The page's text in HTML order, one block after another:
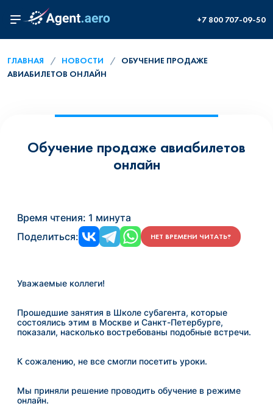
+7 800 707-09-50
ГЛАВНАЯ НОВОСТИ
ОБУЧЕНИЕ ПРОДАЖЕ
АВИАБИЛЕТОВ ОНЛАЙН
Обучение продаже авиабилетов
онлайн
Время чтения: 1 минута
Поделиться:
НЕТ ВРЕМЕНИ ЧИТАТЬ?
Уважаемые коллеги!
Прошедшие занятия в Школе субагента, которые
состоялись этим в Москве и Санкт-Петербурге,
показали, насколько востребованы подобные встречи.
К сожалению, не все смогли посетить уроки.
Мы приняли решение проводить обучение в режиме
онлайн.